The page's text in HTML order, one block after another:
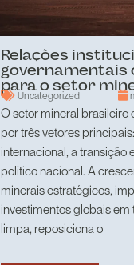
Relações
governamentais
para o setor
Uncategorized
O setor mineral
por três vetores
internacional, a transição
político nacional. A
minerais estratégicos,
investimentos globais
limpa, reposiciona o